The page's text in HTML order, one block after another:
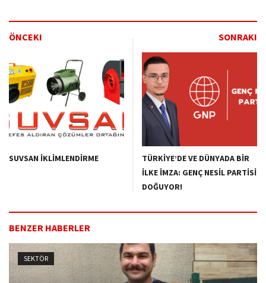
ÖNCEKI SONRAKI
SUVSAN İKLİMLENDİRME
TÜRKİYE’DE VE DÜNYADA BİR
İLKE İMZA: GENÇ NESİL PARTİSİ
DOĞUYOR!
BENZER HABERLER
SEKTÖR